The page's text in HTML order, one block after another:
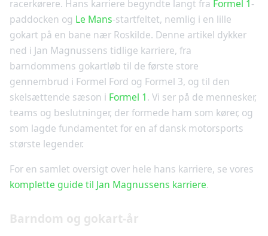
racerkørere. Hans karriere begyndte langt fra Formel 1-
paddocken og Le Mans-startfeltet, nemlig i en lille
gokart på en bane nær Roskilde. Denne artikel dykker
ned i Jan Magnussens tidlige karriere, fra
barndommens gokartløb til de første store
gennembrud i Formel Ford og Formel 3, og til den
skelsættende sæson i Formel 1. Vi ser på de mennesker,
teams og beslutninger, der formede ham som kører, og
som lagde fundamentet for en af dansk motorsports
største legender.
For en samlet oversigt over hele hans karriere, se vores
komplette guide til Jan Magnussens karriere.
Barndom og gokart-år